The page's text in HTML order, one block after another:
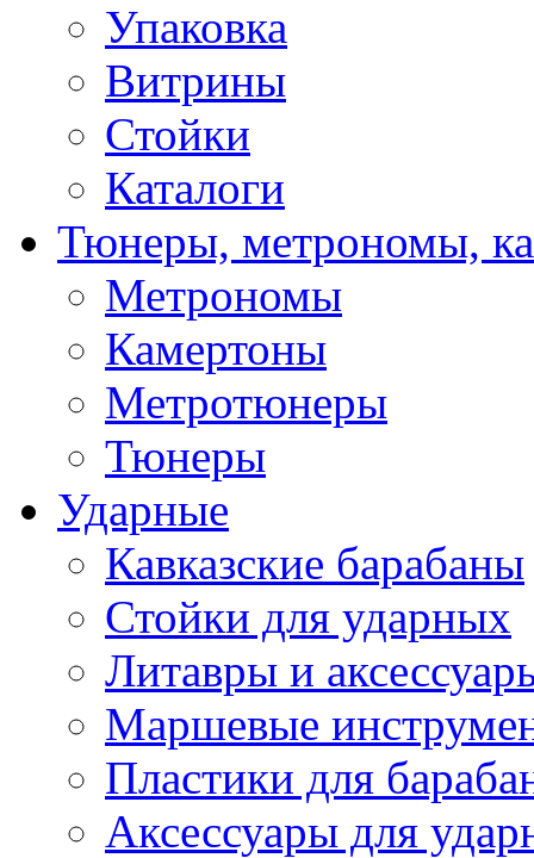
Упаковка
Витрины
Стойки
Каталоги
Тюнеры, метрономы,
Метрономы
Камертоны
Метротюнеры
Тюнеры
Ударные
Кавказские барабаны
Стойки для ударных
Литавры и
Маршевые
Пластики для
Аксессуары для